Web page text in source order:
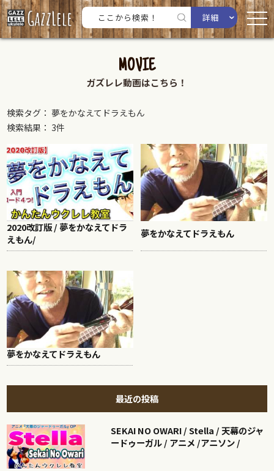
詳細
MOVIE
ガズレレ動画はこちら！
検索タグ： 夢をかなえてドラえもん
検索結果： 3件
2020改訂版 / 夢をかなえてドラ
えもん/
夢をかなえてドラえもん
夢をかなえてドラえもん
最近の投稿
SEKAI NO OWARI / Stella / 天幕のジャ
ードゥーガル / アニメ /アニソン /